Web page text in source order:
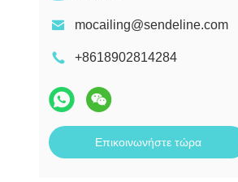
mocailing@sendeline.com
+8618902814284
Επικοινωνήστε τώρα